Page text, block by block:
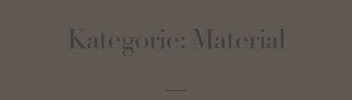
Kategorie: Material